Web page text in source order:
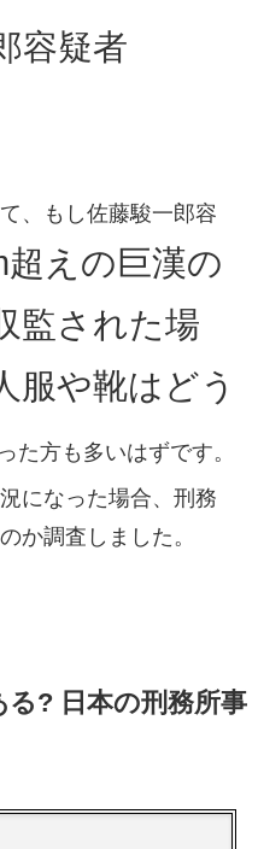
容疑者
、もし佐藤駿一郎容
超えの巨漢の
監された場
服や靴はどう
た方も多いはずです。
になった場合、刑務
か調査しました。
? 日本の刑務所事